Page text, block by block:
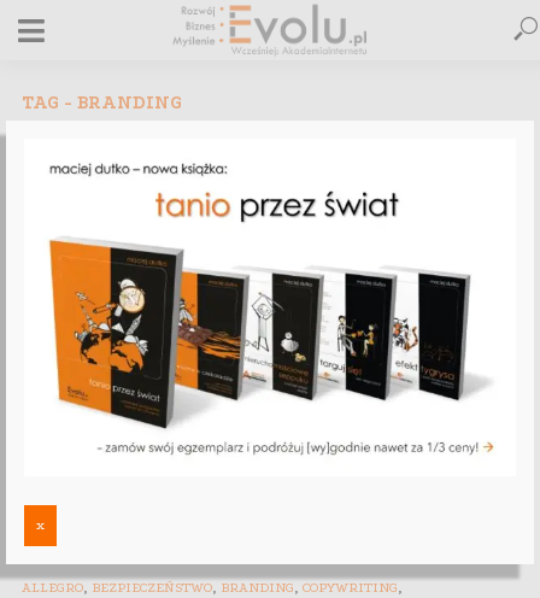
TAG - BRANDING
BRANDING ,COPYWRITING
ETYKA BIZNESU,KONKURENCJA, NLP
zarabiaj!
2 minut czytania
ALLEGRO, BEZPIECZEŃSTWO, BRANDING, COPYWRITING,
x